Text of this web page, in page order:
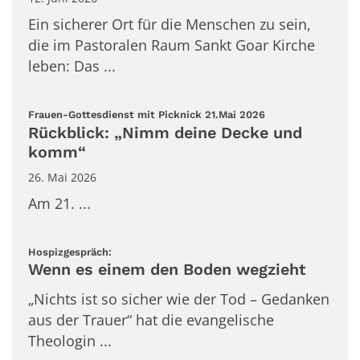
Ein sicherer Ort für die Menschen zu sein,
die im Pastoralen Raum Sankt Goar Kirche
leben: Das ...
Frauen-Gottesdienst mit Picknick 21.Mai 2026:
Rückblick: „Nimm deine Decke und
komm“
26. Mai 2026
Am 21. ...
Hospizgespräch:
Wenn es einem den Boden wegzieht
„Nichts ist so sicher wie der Tod – Gedanken
aus der Trauer“ hat die evangelische
Theologin ...